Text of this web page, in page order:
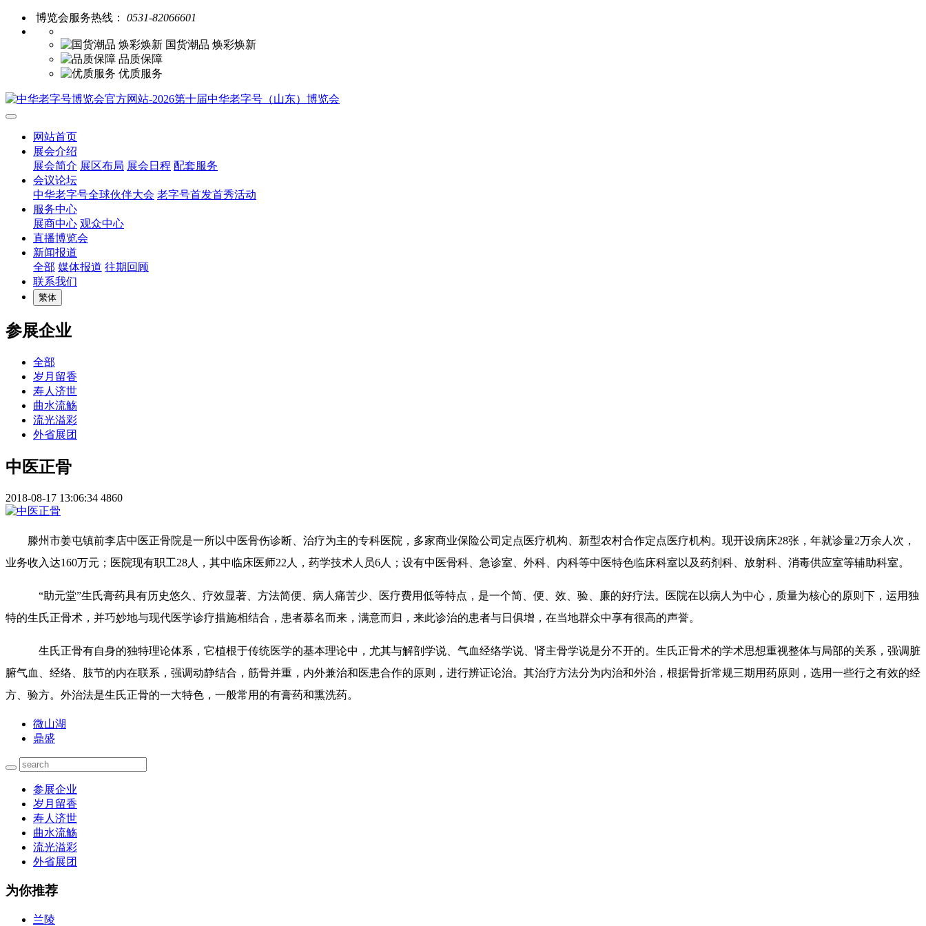
博览会服务热线： 0531-82066601
国货潮品 焕彩焕新
品质保障
优质服务
网站首页
展会介绍
展会简介 展区布局 展会日程 配套服务
会议论坛
中华老字号全球伙伴大会 老字号首发首秀活动
服务中心
展商中心 观众中心
直播博览会
新闻报道
全部 媒体报道 往期回顾
联系我们
繁体
参展企业
全部
岁月留香
寿人济世
曲水流觞
流光溢彩
外省展团
中医正骨
2018-08-17 13:06:34 4860
滕州市姜屯镇前李店中医正骨院是一所以中医骨伤诊断、治疗为主的专科医院，多家商业保险公司定点医疗机构、新型农村合作定点医疗机构。现开设病床28张，年就诊量2万余人次，
业务收入达160万元；医院现有职工28人，其中临床医师22人，药学技术人员6人；设有中医骨科、急诊室、外科、内科等中医特色临床科室以及药剂科、放射科、消毒供应室等辅助科室。
“助元堂”生氏膏药具有历史悠久、疗效显著、方法简便、病人痛苦少、医疗费用低等特点，是一个简、便、效、验、廉的好疗法。医院在以病人为中心，质量为核心的原则下，运用独
特的生氏正骨术，并巧妙地与现代医学诊疗措施相结合，患者慕名而来，满意而归，来此诊治的患者与日俱增，在当地群众中享有很高的声誉。
生氏正骨有自身的独特理论体系，它植根于传统医学的基本理论中，尤其与解剖学说、气血经络学说、肾主骨学说是分不开的。生氏正骨术的学术思想重视整体与局部的关系，强调脏
腑气血、经络、肢节的内在联系，强调动静结合，筋骨并重，内外兼治和医患合作的原则，进行辨证论治。其治疗方法分为内治和外治，根据骨折常规三期用药原则，选用一些行之有效的经
方、验方。外治法是生氏正骨的一大特色，一般常用的有膏药和熏洗药。
微山湖
鼎盛
参展企业
岁月留香
寿人济世
曲水流觞
流光溢彩
外省展团
为你推荐
兰陵